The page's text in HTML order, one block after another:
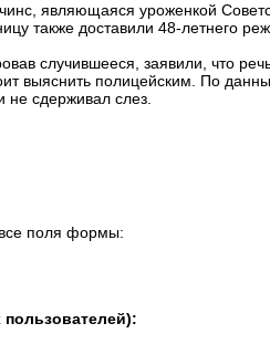
являющаяся уроженкой
также доставили 48-летнего
случившееся, заявили, что
выяснить полицейским. По
сдерживал слез.
поля формы: